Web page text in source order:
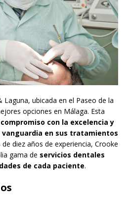
Laguna, ubicada en el Paseo de la
opciones en Málaga. Esta
compromiso con la excelencia y
en sus tratamientos
de diez años de experiencia, Crooke
gama de servicios dentales
de cada paciente​​.